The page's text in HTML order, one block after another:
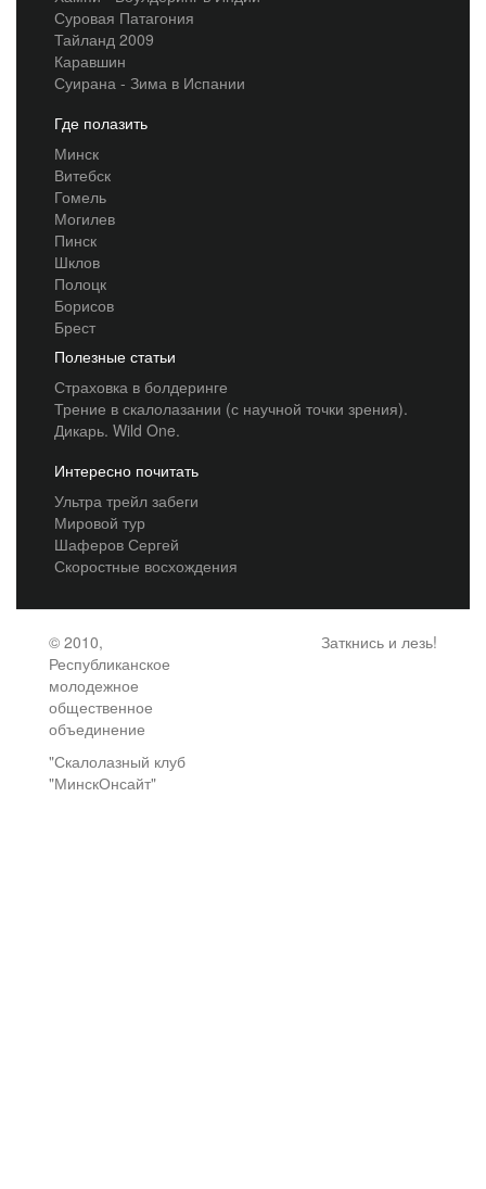
Суровая Патагония
Тайланд 2009
Каравшин
Суирана - Зима в Испании
Где полазить
Минск
Витебск
Гомель
Могилев
Пинск
Шклов
Полоцк
Борисов
Брест
Полезные статьи
Страховка в болдеринге
Трение в скалолазании (с научной точки зрения).
Дикарь. Wild One.
Интересно почитать
Ультра трейл забеги
Мировой тур
Шаферов Сергей
Скоростные восхождения
© 2010,
Республиканское
молодежное
общественное
объединение
"Скалолазный клуб
"МинскОнсайт"
Заткнись и лезь!